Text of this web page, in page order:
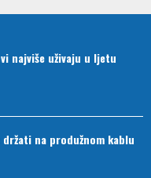
najviše uživaju u ljetu
na produžnom kablu